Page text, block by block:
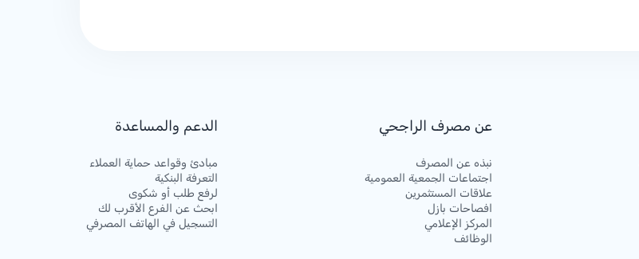
عن مصرف الراجحي
نبذه عن المصرف
اجتماعات الجمعية العمومية
علاقات المستثمرين
افصاحات بازل
المركز الإعلامي
الوظائف
الدعم والمساعدة
مبادئ وقواعد حماية العملاء
التعرفة البنكية
لرفع طلب أو شكوى
ابحث عن الفرع الأقرب لك
التسجيل في الهاتف المصرفي